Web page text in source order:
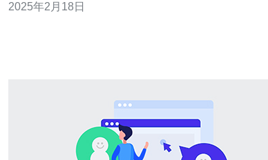
越南云服务器数据库如何提高网站性能和数据安全。 越南
2025年2月18日